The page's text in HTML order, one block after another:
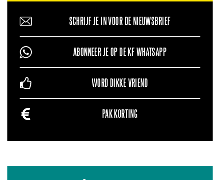
SCHRIJF JE IN VOOR DE NIEUWSBRIEF
ABONNEER JE OP DE KF WHATSAPP
WORD DIKKE VRIEND
PAK KORTING